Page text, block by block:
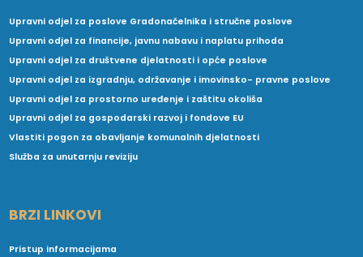
Upravni odjel za poslove Gradonačelnika i stručne poslove
Upravni odjel za financije, javnu nabavu i naplatu prihoda
Upravni odjel za društvene djelatnosti i opće poslove
Upravni odjel za izgradnju, održavanje i imovinsko- pravne poslove
Upravni odjel za prostorno uređenje i zaštitu okoliša
Upravni odjel za gospodarski razvoj i fondove EU
Vlastiti pogon za obavljanje komunalnih djelatnosti
Služba za unutarnju reviziju
BRZI LINKOVI
Pristup informacijama